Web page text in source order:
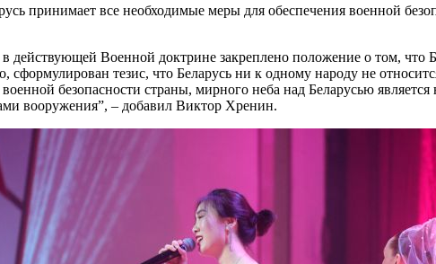
принимает все необходимые меры для обеспечения военной
Военной доктрине закреплено положение о том, что
тезис, что Беларусь ни к одному народу не
безопасности страны, мирного неба над Беларусью
вооружения”, – добавил Виктор Хренин.